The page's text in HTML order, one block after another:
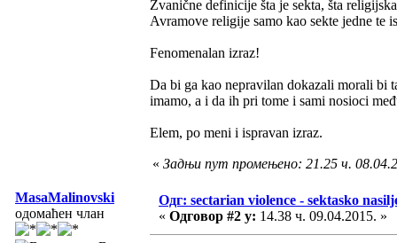
Zvanične definicije šta je sekta, šta
Avramove religije samo kao sekte jedne te
Fenomenalan izraz!
Da bi ga kao nepravilan dokazali morali bi
imamo, a i da ih pri tome i sami nosioci
Elem, po meni i ispravan izraz.
« Задњи пут промењено: 21.25 ч.
MasaMalinovski
одомаћен члан
Одг: sectarian violence - sektasko
« Одговор #2 у: 14.38 ч. 09.04.2015. »